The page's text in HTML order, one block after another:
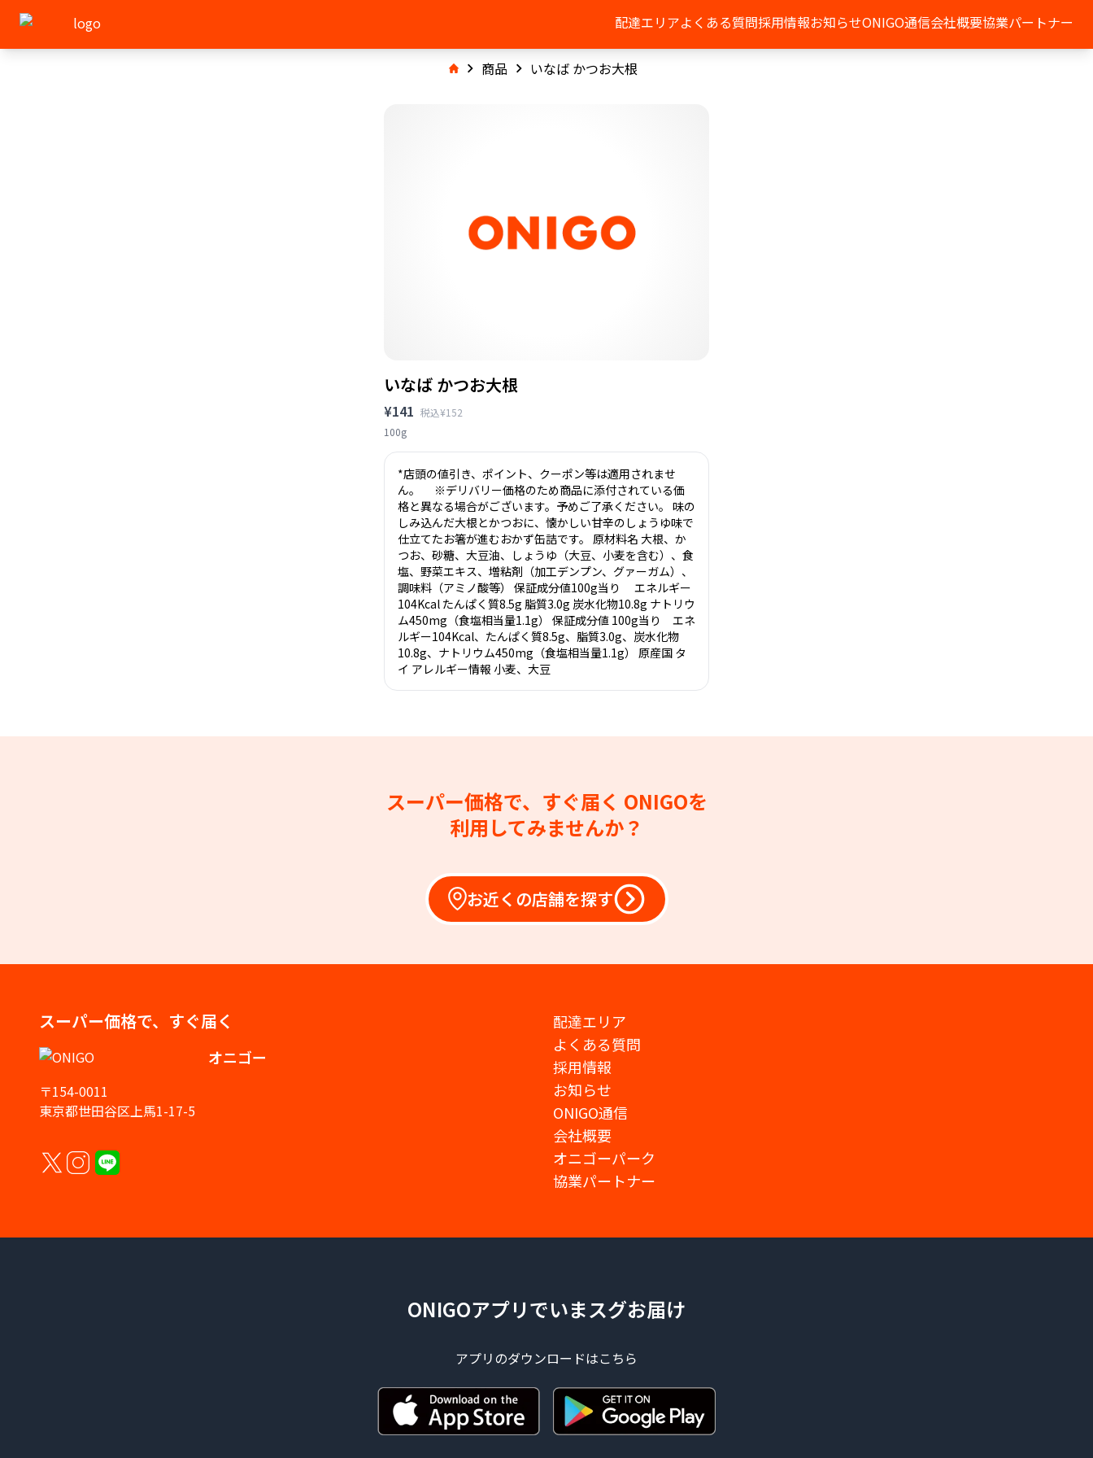
配達エリアよくある質問採用情報お知らせONIGO通信会社概要協業パートナー
商品 いなば かつお大根
いなば かつお大根
¥141 税込¥152
100g
*店頭の値引き、ポイント、クーポン等は適用されませ
ん。 ※デリバリー価格のため商品に添付されている価
格と異なる場合がございます。予めご了承ください。 味の
しみ込んだ大根とかつおに、懐かしい甘辛のしょうゆ味で
仕立てたお箸が進むおかず缶詰です。 原材料名 大根、か
つお、砂糖、大豆油、しょうゆ（大豆、小麦を含む）、食
塩、野菜エキス、増粘剤（加工デンプン、グァーガム）、
調味料（アミノ酸等） 保証成分値100g当り エネルギー
104Kcal たんぱく質8.5g 脂質3.0g 炭水化物10.8g ナトリウ
ム450mg（食塩相当量1.1g） 保証成分値 100g当り エネ
ルギー104Kcal、たんぱく質8.5g、脂質3.0g、炭水化物
10.8g、ナトリウム450mg（食塩相当量1.1g） 原産国 タ
イ アレルギー情報 小麦、大豆
スーパー価格で、すぐ届く ONIGOを
利用してみませんか？
お近くの店舗を探す
スーパー価格で、すぐ届く
オニゴー
〒154-0011
東京都世田谷区上馬1-17-5
配達エリア
よくある質問
採用情報
お知らせ
ONIGO通信
会社概要
オニゴーパーク
協業パートナー
ONIGOアプリでいまスグお届け
アプリのダウンロードはこちら